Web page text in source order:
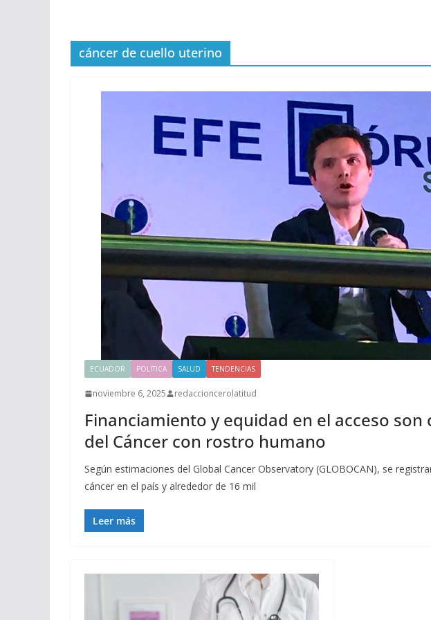
cáncer de cuello uterino
ECUADOR POLITICA SALUD TENDENCIAS
noviembre 6, 2025 redaccioncerolatitud
Financiamiento y equidad en el acceso son
del Cáncer con rostro humano
Según estimaciones del Global Cancer Observatory (GLOBOCAN), se
cáncer en el país y alrededor de 16 mil
Leer más